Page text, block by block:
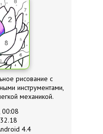
рисование с
инструментами,
механикой.
4.4